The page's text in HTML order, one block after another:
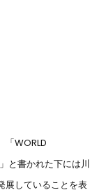
「WORLD
と書かれた下には川
展していることを表